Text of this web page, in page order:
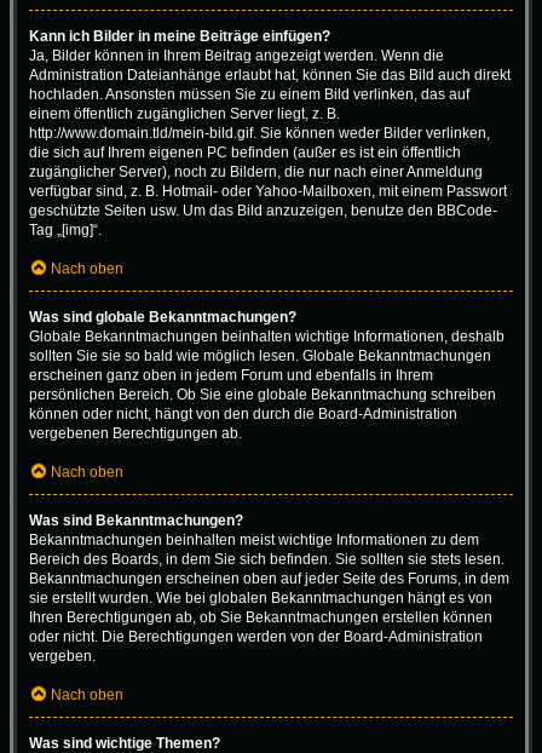
Kann ich Bilder in meine Beiträge einfügen?
Ja, Bilder können in Ihrem Beitrag angezeigt werden. Wenn die
Administration Dateianhänge erlaubt hat, können Sie das Bild auch direkt
hochladen. Ansonsten müssen Sie zu einem Bild verlinken, das auf
einem öffentlich zugänglichen Server liegt, z. B.
http://www.domain.tld/mein-bild.gif. Sie können weder Bilder verlinken,
die sich auf Ihrem eigenen PC befinden (außer es ist ein öffentlich
zugänglicher Server), noch zu Bildern, die nur nach einer Anmeldung
verfügbar sind, z. B. Hotmail- oder Yahoo-Mailboxen, mit einem Passwort
geschützte Seiten usw. Um das Bild anzuzeigen, benutze den BBCode-
Tag „[img]“.
Nach oben
Was sind globale Bekanntmachungen?
Globale Bekanntmachungen beinhalten wichtige Informationen, deshalb
sollten Sie sie so bald wie möglich lesen. Globale Bekanntmachungen
erscheinen ganz oben in jedem Forum und ebenfalls in Ihrem
persönlichen Bereich. Ob Sie eine globale Bekanntmachung schreiben
können oder nicht, hängt von den durch die Board-Administration
vergebenen Berechtigungen ab.
Nach oben
Was sind Bekanntmachungen?
Bekanntmachungen beinhalten meist wichtige Informationen zu dem
Bereich des Boards, in dem Sie sich befinden. Sie sollten sie stets lesen.
Bekanntmachungen erscheinen oben auf jeder Seite des Forums, in dem
sie erstellt wurden. Wie bei globalen Bekanntmachungen hängt es von
Ihren Berechtigungen ab, ob Sie Bekanntmachungen erstellen können
oder nicht. Die Berechtigungen werden von der Board-Administration
vergeben.
Nach oben
Was sind wichtige Themen?